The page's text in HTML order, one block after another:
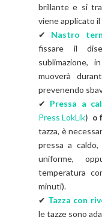
brillante e si
viene applicato il
✔ Nastro
fissare il
sublimazione,
muoverà
prevenendo
✔ Pressa a
Press LokLik) o
tazza, è
pressa a
uniforme,
temperatura
minuti).
✔ Tazza con
le tazze sono